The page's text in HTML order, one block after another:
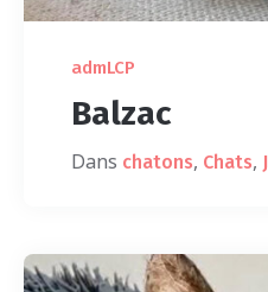
admLCP
Balzac
Dans chatons, Chats,